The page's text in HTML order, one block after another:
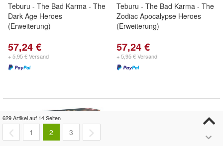
Teburu - The Bad Karma - The
Dark Age Heroes
(Erweiterung)
57,24 €
+ 5,95 € Versand
Teburu - The Bad Karma - The
Zodiac Apocalypse Heroes
(Erweiterung)
57,24 €
+ 5,95 € Versand
629 Artikel auf 14 Seiten
1 2 3